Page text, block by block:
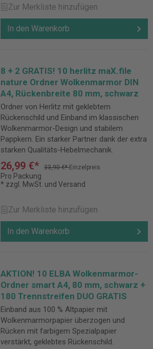
Zur Merkliste hinzufügen
In den Warenkorb
8 + 2 GRATIS! 10 herlitz maX.file
nature Ordner Wolkenmarmor DIN
A4, Rückenbreite 80 mm, schwarz
Ordner von Herlitz mit geklebtem
Rückenschild und Einband im klassischen
Wolkenmarmor-Design und stabilem
Pappkern. Ein starker Partner dank der extra
starken Qualitäts-Hebelmechanik.
26,99 €* 33,90 €*Einzelpreis
Pro Packung
* zzgl. MwSt. und Versand
Zur Merkliste hinzufügen
In den Warenkorb
AKTION! 10 ELBA Wolkenmarmor-
Ordner smart A4, 80 mm, schwarz +
180 Trennstreifen DUO GRATIS
Einband aus 100 % Altpapier mit
Wolkenmarmorpapier überzogen und
Rücken mit farbigem Spezialpapier
verstärkt, geklebtes Rückenschild.